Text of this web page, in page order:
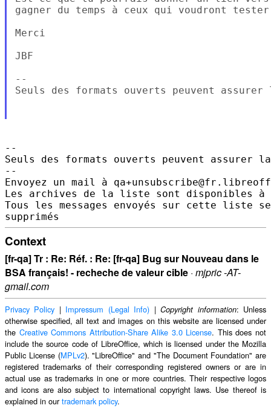
gagner du temps à ceux qui voudront
Merci
JBF
--
Seuls des formats ouverts peuvent
--
Seuls des formats ouverts peuvent assurer
--
Envoyez un mail à
Les archives de la liste sont disponibles à
Tous les messages envoyés sur cette liste
Context
[fr-qa] Tr : Re: Réf. : Re: [fr-qa] Bug sur Nouveau dans le
BSA français! - recheche de valeur cible · mjpric -AT-
gmail.com
Privacy Policy | Impressum (Legal Info) |Copyright information: Unless
otherwise specified, all text and images on this website are licensed under
the Creative Commons Attribution-Share Alike 3.0 License. This does not
include the source code of LibreOffice, which is licensed under the Mozilla
Public License (MPLv2). "LibreOffice" and "The Document Foundation" are
registered trademarks of their corresponding registered owners or are in
actual use as trademarks in one or more countries. Their respective logos
and icons are also subject to international copyright laws. Use thereof is
explained in ourtrademark policy.